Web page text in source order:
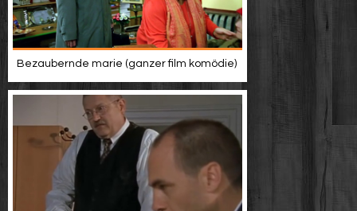
Bezaubernde marie (ganzer film komödie)